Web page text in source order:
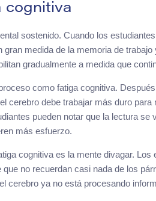
cognitiva
sostenido. Cuando los
gran medida de la memoria de
gradualmente a medida que
como fatiga cognitiva.
cerebro debe trabajar más duro
pueden notar que la lectura
más esfuerzo.
cognitiva es la mente divagar. Los
no recuerdan casi nada de los
cerebro ya no está procesando